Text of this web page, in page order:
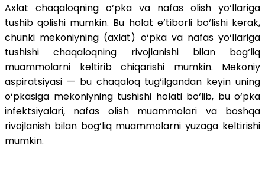
Axlat chaqaloqning o‘pka va nafas olish yo‘llariga
tushib qolishi mumkin. Bu holat e’tiborli bo‘lishi kerak,
chunki mekoniyning (axlat) o‘pka va nafas yo‘llariga
tushishi chaqaloqning rivojlanishi bilan bog‘liq
muammolarni keltirib chiqarishi mumkin. Mekoniy
aspiratsiyasi — bu chaqaloq tug‘ilgandan keyin uning
o‘pkasiga mekoniyning tushishi holati bo‘lib, bu o‘pka
infektsiyalari, nafas olish muammolari va boshqa
rivojlanish bilan bog‘liq muammolarni yuzaga keltirishi
mumkin.